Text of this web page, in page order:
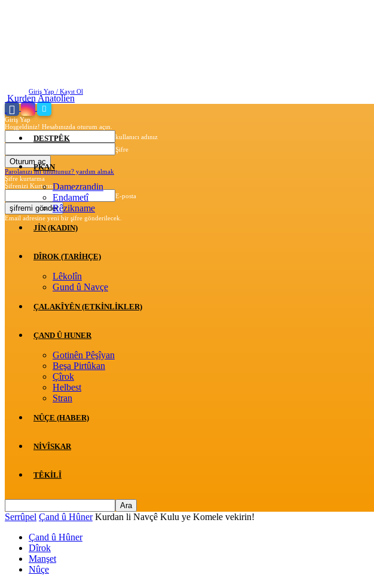
Giriş Yap / Kayıt Ol
Giriş Yap
Hoşgeldiniz! Hesabınızda oturum açın.
kullanıcı adınız
Şifre
Parolanızı mı unuttunuz? yardım almak
Şifre kurtarma
Şifrenizi Kurtarın
E-posta
Email adresine yeni bir şifre gönderilecek.
Kurden Anatolien
DESTPÊK
PKAN
Damezrandin
Endametî
Rêzikname
JİN (KADIN)
DÎROK (TARİHÇE)
Lêkolîn
Gund û Navçe
ÇALAKÎYÊN (ETKINLIKLER)
ÇAND Û HUNER
Gotinên Pêşîyan
Beşa Pirtûkan
Çîrok
Helbest
Stran
NÛÇE (HABER)
NIVÎSKAR
TÊKILÎ
Serrûpel Çand û Hûner Kurdan li Navçê Kulu ye Komele vekirin!
Çand û Hûner
Dîrok
Manşet
Nûçe